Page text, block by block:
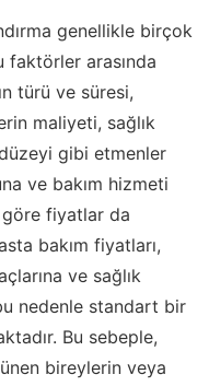
genellikle birçok
faktörler arasında
türü ve süresi,
maliyeti, sağlık
gibi etmenler
ve bakım hizmeti
göre fiyatlar da
bakım fiyatları,
ve sağlık
nedenle standart bir
Bu sebeple,
bireylerin veya